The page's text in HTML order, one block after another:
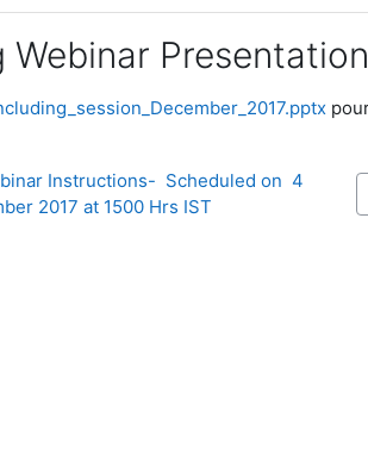
Webinar Presentation
Instructions-  Scheduled on  4
2017 at 1500 Hrs IST